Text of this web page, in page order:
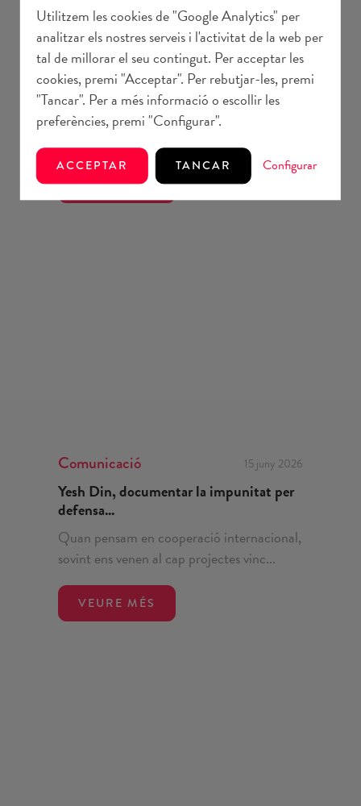
Comunicació 3 juliol 2026
El Fons impulsa una campanya d'acció
humanità...
El Fons Mallorquí de Solidaritat i
Cooperació ha activat una campanya
VEURE MÉS
Comunicació 15 juny 2026
Yesh Din, documentar la impunitat per
defensa...
Quan pensam en cooperació internacional,
sovint ens venen al cap projectes vinc...
VEURE MÉS
Utilitzem les cookies de "Google Analytics" per
analitzar els nostres serveis i l'activitat de la web per
tal de millorar el seu contingut. Per acceptar les
cookies, premi "Acceptar". Per rebutjar-les, premi
"Tancar". Per a més informació o escollir les
preferències, premi "Configurar".
ACCEPTAR TANCAR Configurar